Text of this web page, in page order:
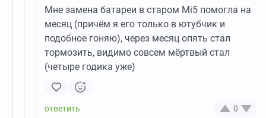
Мне замена батареи в старом Mi5 помогла на
месяц (причём я его только в ютубчик и
подобное гоняю), через месяц опять стал
тормозить, видимо совсем мёртвый стал
(четыре годика уже)
0